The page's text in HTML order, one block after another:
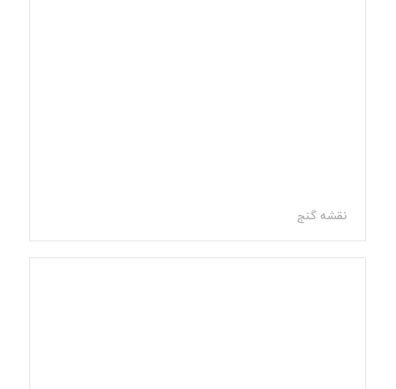
نقشه گنج